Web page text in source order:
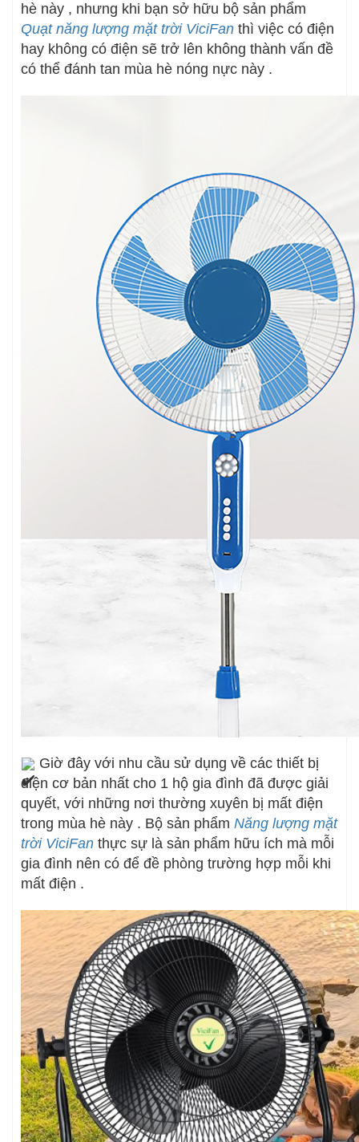
hè này , nhưng khi bạn sở hữu bộ sản phẩm
Quạt năng lượng mặt trời ViciFan thì việc có điện
hay không có điện sẽ trở lên không thành vấn đề
có thể đánh tan mùa hè nóng nực này .
Giờ đây với nhu cầu sử dụng về các thiết bị
điện cơ bản nhất cho 1 hộ gia đình đã được giải
quyết, với những nơi thường xuyên bị mất điện
trong mùa hè này . Bộ sản phẩm Năng lượng mặt
trời ViciFan thực sự là sản phẩm hữu ích mà mỗi
gia đình nên có để đề phòng trường hợp mỗi khi
mất điện .